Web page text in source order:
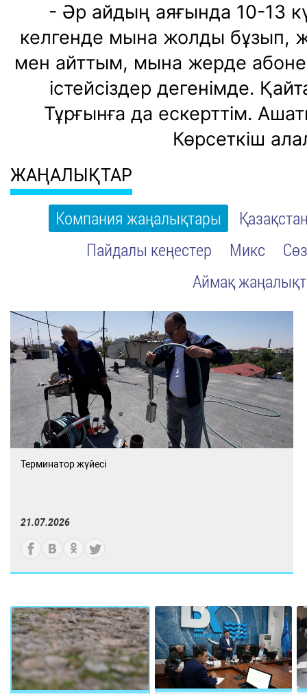
- Әр айдың аяғында 10-13
келгенде мына жолды бұзып,
мен айттым, мына жерде
істейсіздер дегенімде.
Тұрғынға да ескерттім.
Көрсеткіш
ЖАҢАЛЫҚТАР
Компания жаңалықтары
Пайдалы кеңестер
Микс
Аймақ
Терминатор жүйесі
21.07.2026